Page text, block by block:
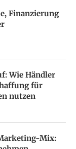
Finanzierung
Wie Händler
für
nutzen
Mix: